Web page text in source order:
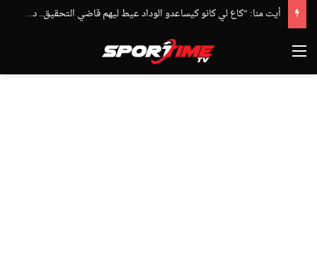
أيت منا: “كاع لي كانو كيساعدو الوداد عيط ليهم قاضي التحقيق.. دابا حتى شي واحد ما بقا باغي يعاون”
القائمة